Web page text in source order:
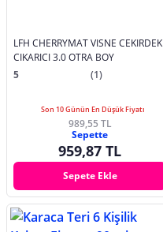
LFH CHERRYMAT VISNE CEKIRDEK
CIKARICI 3.0 OTRA BOY
5
(1)
Son 10 Günün En Düşük Fiyatı
989,55 TL
Sepette
959,87 TL
Sepete Ekle